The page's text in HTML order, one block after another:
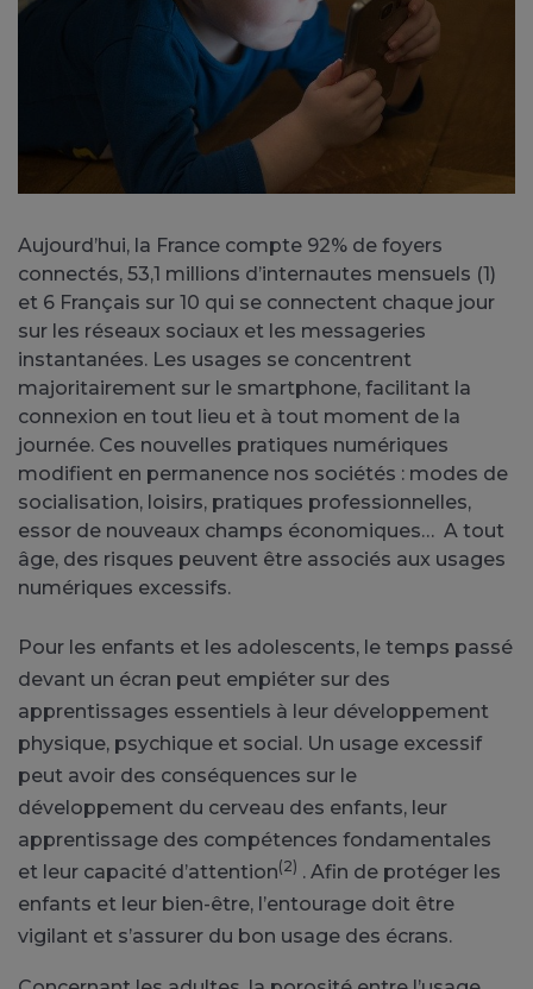
Aujourd’hui, la France compte 92% de foyers
connectés, 53,1 millions d’internautes mensuels (1)
et 6 Français sur 10 qui se connectent chaque jour
sur les réseaux sociaux et les messageries
instantanées. Les usages se concentrent
majoritairement sur le smartphone, facilitant la
connexion en tout lieu et à tout moment de la
journée. Ces nouvelles pratiques numériques
modifient en permanence nos sociétés : modes de
socialisation, loisirs, pratiques professionnelles,
essor de nouveaux champs économiques… A tout
âge, des risques peuvent être associés aux usages
numériques excessifs.
Pour les enfants et les adolescents, le temps passé
devant un écran peut empiéter sur des
apprentissages essentiels à leur développement
physique, psychique et social. Un usage excessif
peut avoir des conséquences sur le
développement du cerveau des enfants, leur
apprentissage des compétences fondamentales
et leur capacité d’attention(2) . Afin de protéger les
enfants et leur bien-être, l’entourage doit être
vigilant et s’assurer du bon usage des écrans.